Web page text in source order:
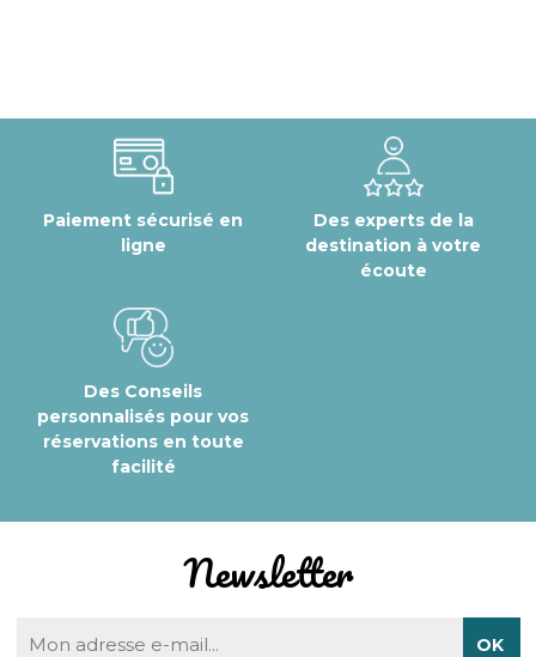
Paiement sécurisé en
ligne
Des experts de la
destination à votre
écoute
Des Conseils
personnalisés pour vos
réservations en toute
facilité
Newsletter